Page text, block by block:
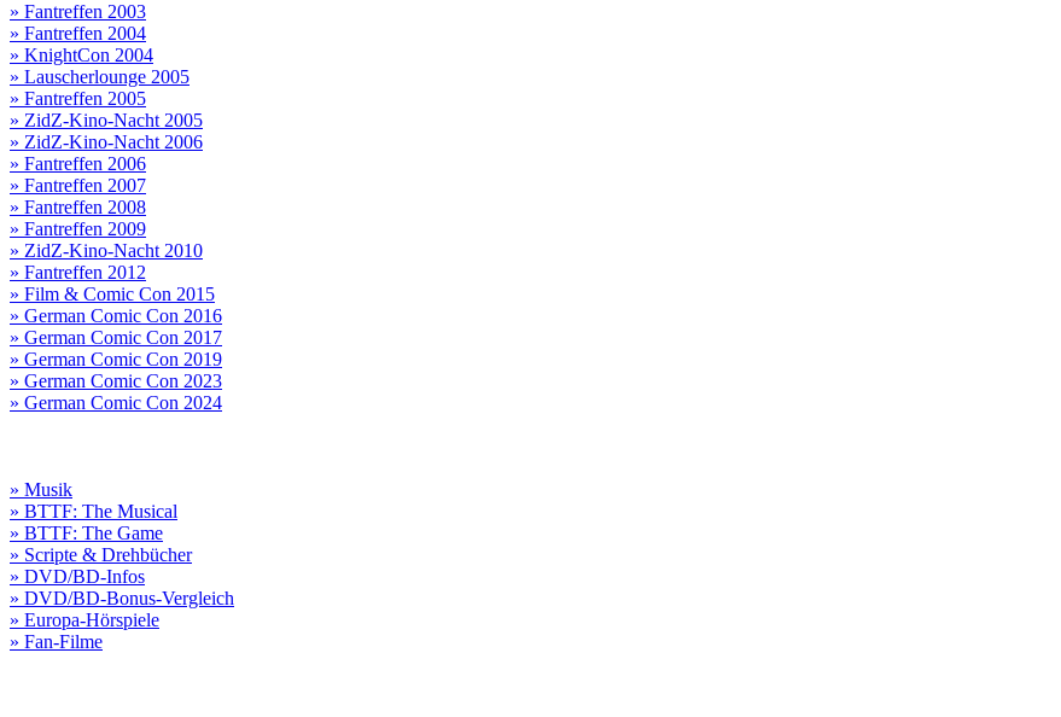
» Fantreffen 2003
» Fantreffen 2004
» KnightCon 2004
» Lauscherlounge 2005
» Fantreffen 2005
» ZidZ-Kino-Nacht 2005
» ZidZ-Kino-Nacht 2006
» Fantreffen 2006
» Fantreffen 2007
» Fantreffen 2008
» Fantreffen 2009
» ZidZ-Kino-Nacht 2010
» Fantreffen 2012
» Film & Comic Con 2015
» German Comic Con 2016
» German Comic Con 2017
» German Comic Con 2019
» German Comic Con 2023
» German Comic Con 2024
» Musik
» BTTF: The Musical
» BTTF: The Game
» Scripte & Drehbücher
» DVD/BD-Infos
» DVD/BD-Bonus-Vergleich
» Europa-Hörspiele
» Fan-Filme